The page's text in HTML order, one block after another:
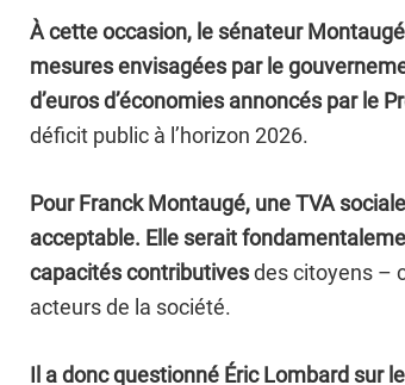
À cette occasion, le sénateur
mesures envisagées par le
d’euros d’économies annoncés par le
déficit public à l’horizon 2026.
Pour Franck Montaugé, une TVA
acceptable. Elle serait
capacités contributivesdes citoyens –
acteurs de la société.
Il a donc questionné Éric Lombard sur